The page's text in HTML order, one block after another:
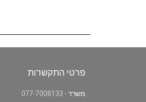
פרטי התקשרות
משרד - 077-7008133